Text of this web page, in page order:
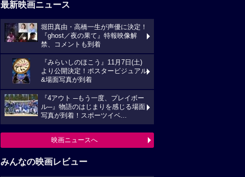
最新映画ニュース
堀田真由・高橋一生が声優に決定！
『ghost／夜の果て』特報映像解
禁、コメントも到着
『みらいしのほこう』11月7日(土)
より公開決定！ポスタービジュアル
&場面写真が到着
『4アウト ─もう一度、プレイボー
ル─』物語のはじまりを感じる場面
写真が到着！スポーツイベ...
映画ニュースへ
みんなの映画レビュー